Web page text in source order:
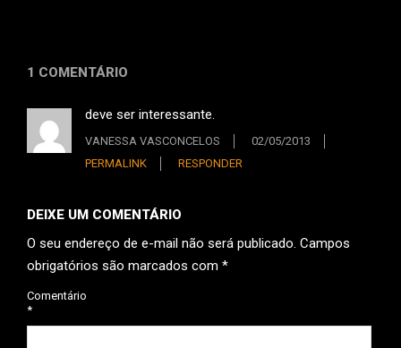
1 COMENTÁRIO
deve ser interessante.
VANESSA VASCONCELOS
02/05/2013
PERMALINK
RESPONDER
DEIXE UM COMENTÁRIO
O seu endereço de e-mail não será publicado. Campos
obrigatórios são marcados com *
Comentário
*